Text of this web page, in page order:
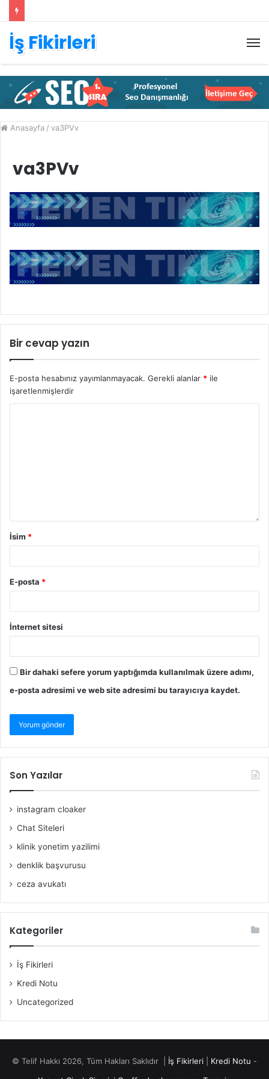
İş Fikirleri
Anasayfa / va3PVv
va3PVv
Bir cevap yazın
E-posta hesabınız yayımlanmayacak. Gerekli alanlar * ile
işaretlenmişlerdir
İsim *
E-posta *
İnternet sitesi
Bir dahaki sefere yorum yaptığımda kullanılmak üzere adımı,
e-posta adresimi ve web site adresimi bu tarayıcıya kaydet.
Son Yazılar
instagram cloaker
Chat Siteleri
klinik yonetim yazilimi
denklik başvurusu
ceza avukatı
Kategoriler
İş Fikirleri
Kredi Notu
Uncategorized
© Telif Hakkı 2026, Tüm Hakları Saklıdır | İş Fikirleri Kredi Notu -